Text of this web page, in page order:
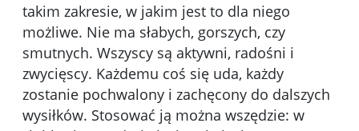
takim zakresie, w jakim jest to dla niego
możliwe. Nie ma słabych, gorszych, czy
smutnych. Wszyscy są aktywni, radośni i
zwycięscy. Każdemu coś się uda, każdy
zostanie pochwalony i zachęcony do dalszych
wysiłków. Stosować ją można wszędzie: w